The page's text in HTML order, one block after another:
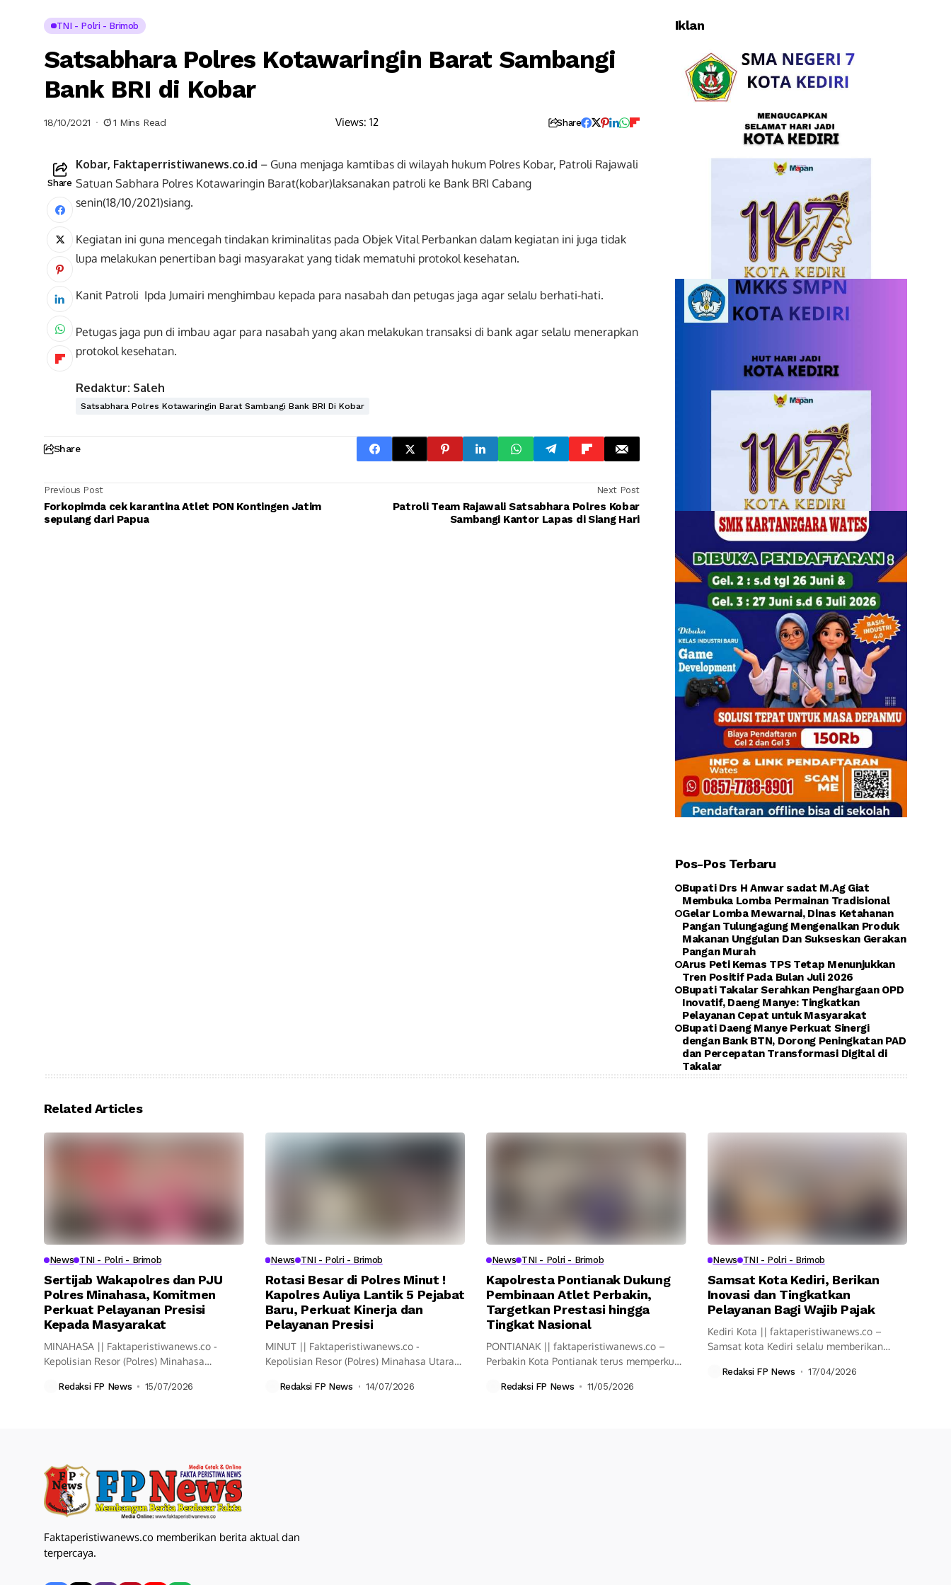
TNI - Polri - Brimob
Satsabhara Polres Kotawaringin Barat Sambangi
Bank BRI di Kobar
18/10/2021 1 Mins Read Views: 12 Share
Share
Kobar, Faktaperristiwanews.co.id – Guna menjaga kamtibas di wilayah hukum Polres Kobar, Patroli Rajawali
Satuan Sabhara Polres Kotawaringin Barat(kobar)laksanakan patroli ke Bank BRI Cabang
senin(18/10/2021)siang.
Kegiatan ini guna mencegah tindakan kriminalitas pada Objek Vital Perbankan dalam kegiatan ini juga tidak
lupa melakukan penertiban bagi masyarakat yang tidak mematuhi protokol kesehatan.
Kanit Patroli Ipda Jumairi menghimbau kepada para nasabah dan petugas jaga agar selalu berhati-hati.
Petugas jaga pun di imbau agar para nasabah yang akan melakukan transaksi di bank agar selalu menerapkan
protokol kesehatan.
Redaktur: Saleh
Satsabhara Polres Kotawaringin Barat Sambangi Bank BRI Di Kobar
Share
Previous Post
Forkopimda cek karantina Atlet PON Kontingen Jatim
sepulang dari Papua
Next Post
Patroli Team Rajawali Satsabhara Polres Kobar
Sambangi Kantor Lapas di Siang Hari
Iklan
Pos-Pos Terbaru
Bupati Drs H Anwar sadat M.Ag Giat
Membuka Lomba Permainan Tradisional
Gelar Lomba Mewarnai, Dinas Ketahanan
Pangan Tulungagung Mengenalkan Produk
Makanan Unggulan Dan Sukseskan Gerakan
Pangan Murah
Arus Peti Kemas TPS Tetap Menunjukkan
Tren Positif Pada Bulan Juli 2026
Bupati Takalar Serahkan Penghargaan OPD
Inovatif, Daeng Manye: Tingkatkan
Pelayanan Cepat untuk Masyarakat
Bupati Daeng Manye Perkuat Sinergi
dengan Bank BTN, Dorong Peningkatan PAD
dan Percepatan Transformasi Digital di
Takalar
Related Articles
News TNI - Polri - Brimob
Sertijab Wakapolres dan PJU
Polres Minahasa, Komitmen
Perkuat Pelayanan Presisi
Kepada Masyarakat
MINAHASA || Faktaperistiwanews.co -
Kepolisian Resor (Polres) Minahasa
Jabatan...
Redaksi FP News 15/07/2026
News TNI - Polri - Brimob
Rotasi Besar di Polres Minut !
Kapolres Auliya Lantik 5 Pejabat
Baru, Perkuat Kinerja dan
Pelayanan Presisi
MINUT || Faktaperistiwanews.co -
Kepolisian Resor (Polres) Minahasa Utara
Redaksi FP News 14/07/2026
News TNI - Polri - Brimob
Kapolresta Pontianak Dukung
Pembinaan Atlet Perbakin,
Targetkan Prestasi hingga
Tingkat Nasional
PONTIANAK || faktaperistiwanews.co –
Perbakin Kota Pontianak terus memperkuat
Redaksi FP News 11/05/2026
News TNI - Polri - Brimob
Samsat Kota Kediri, Berikan
Inovasi dan Tingkatkan
Pelayanan Bagi Wajib Pajak
Kediri Kota || faktaperistiwanews.co –
Samsat kota Kediri selalu memberikan
Redaksi FP News 17/04/2026
Faktaperistiwanews.co memberikan berita aktual dan
terpercaya.